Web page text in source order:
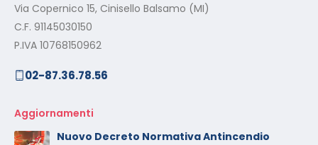
Via Copernico 15, Cinisello Balsamo (MI)
C.F. 91145030150
P.IVA 10768150962
02-87.36.78.56
Aggiornamenti
Nuovo Decreto Normativa Antincendio